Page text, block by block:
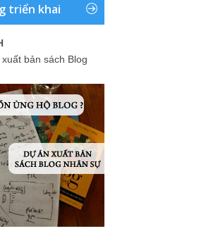
triển khai
bản sách Blog